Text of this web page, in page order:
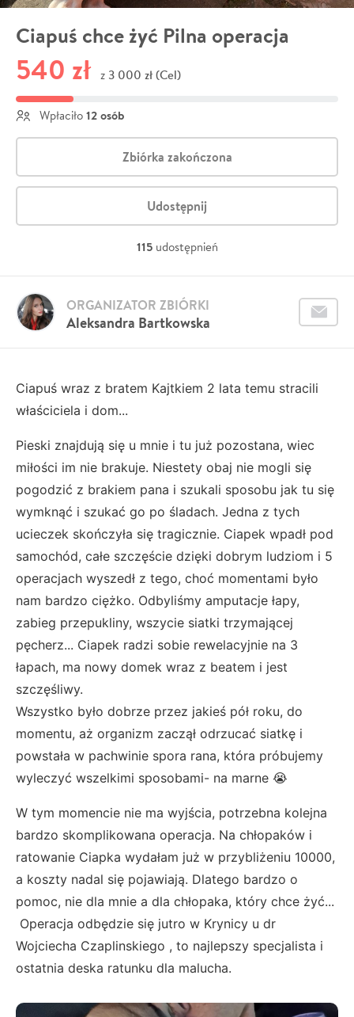
Ciapuś chce żyć Pilna operacja
540 zł z 3 000 zł (Cel)
Wpłaciło 12 osób
Zbiórka zakończona
Udostępnij
115 udostępnień
Aleksandra Bartkowska
ORGANIZATOR ZBIÓRKI
Ciapuś wraz z bratem Kajtkiem 2 lata temu stracili
właściciela i dom...
Pieski znajdują się u mnie i tu już pozostana, wiec
miłości im nie brakuje. Niestety obaj nie mogli się
pogodzić z brakiem pana i szukali sposobu jak tu się
wymknąć i szukać go po śladach. Jedna z tych
ucieczek skończyła się tragicznie. Ciapek wpadł pod
samochód, całe szczęście dzięki dobrym ludziom i 5
operacjach wyszedł z tego, choć momentami było
nam bardzo ciężko. Odbyliśmy amputacje łapy,
zabieg przepukliny, wszycie siatki trzymającej
pęcherz... Ciapek radzi sobie rewelacyjnie na 3
łapach, ma nowy domek wraz z beatem i jest
szczęśliwy.
Wszystko było dobrze przez jakieś pół roku, do
momentu, aż organizm zaczął odrzucać siatkę i
powstała w pachwinie spora rana, która próbujemy
wyleczyć wszelkimi sposobami- na marne 😭
W tym momencie nie ma wyjścia, potrzebna kolejna
bardzo skomplikowana operacja. Na chłopaków i
ratowanie Ciapka wydałam już w przybliżeniu 10000,
a koszty nadal się pojawiają. Dlatego bardzo o
pomoc, nie dla mnie a dla chłopaka, który chce żyć...
Operacja odbędzie się jutro w Krynicy u dr
Wojciecha Czaplinskiego , to najlepszy specjalista i
ostatnia deska ratunku dla malucha.